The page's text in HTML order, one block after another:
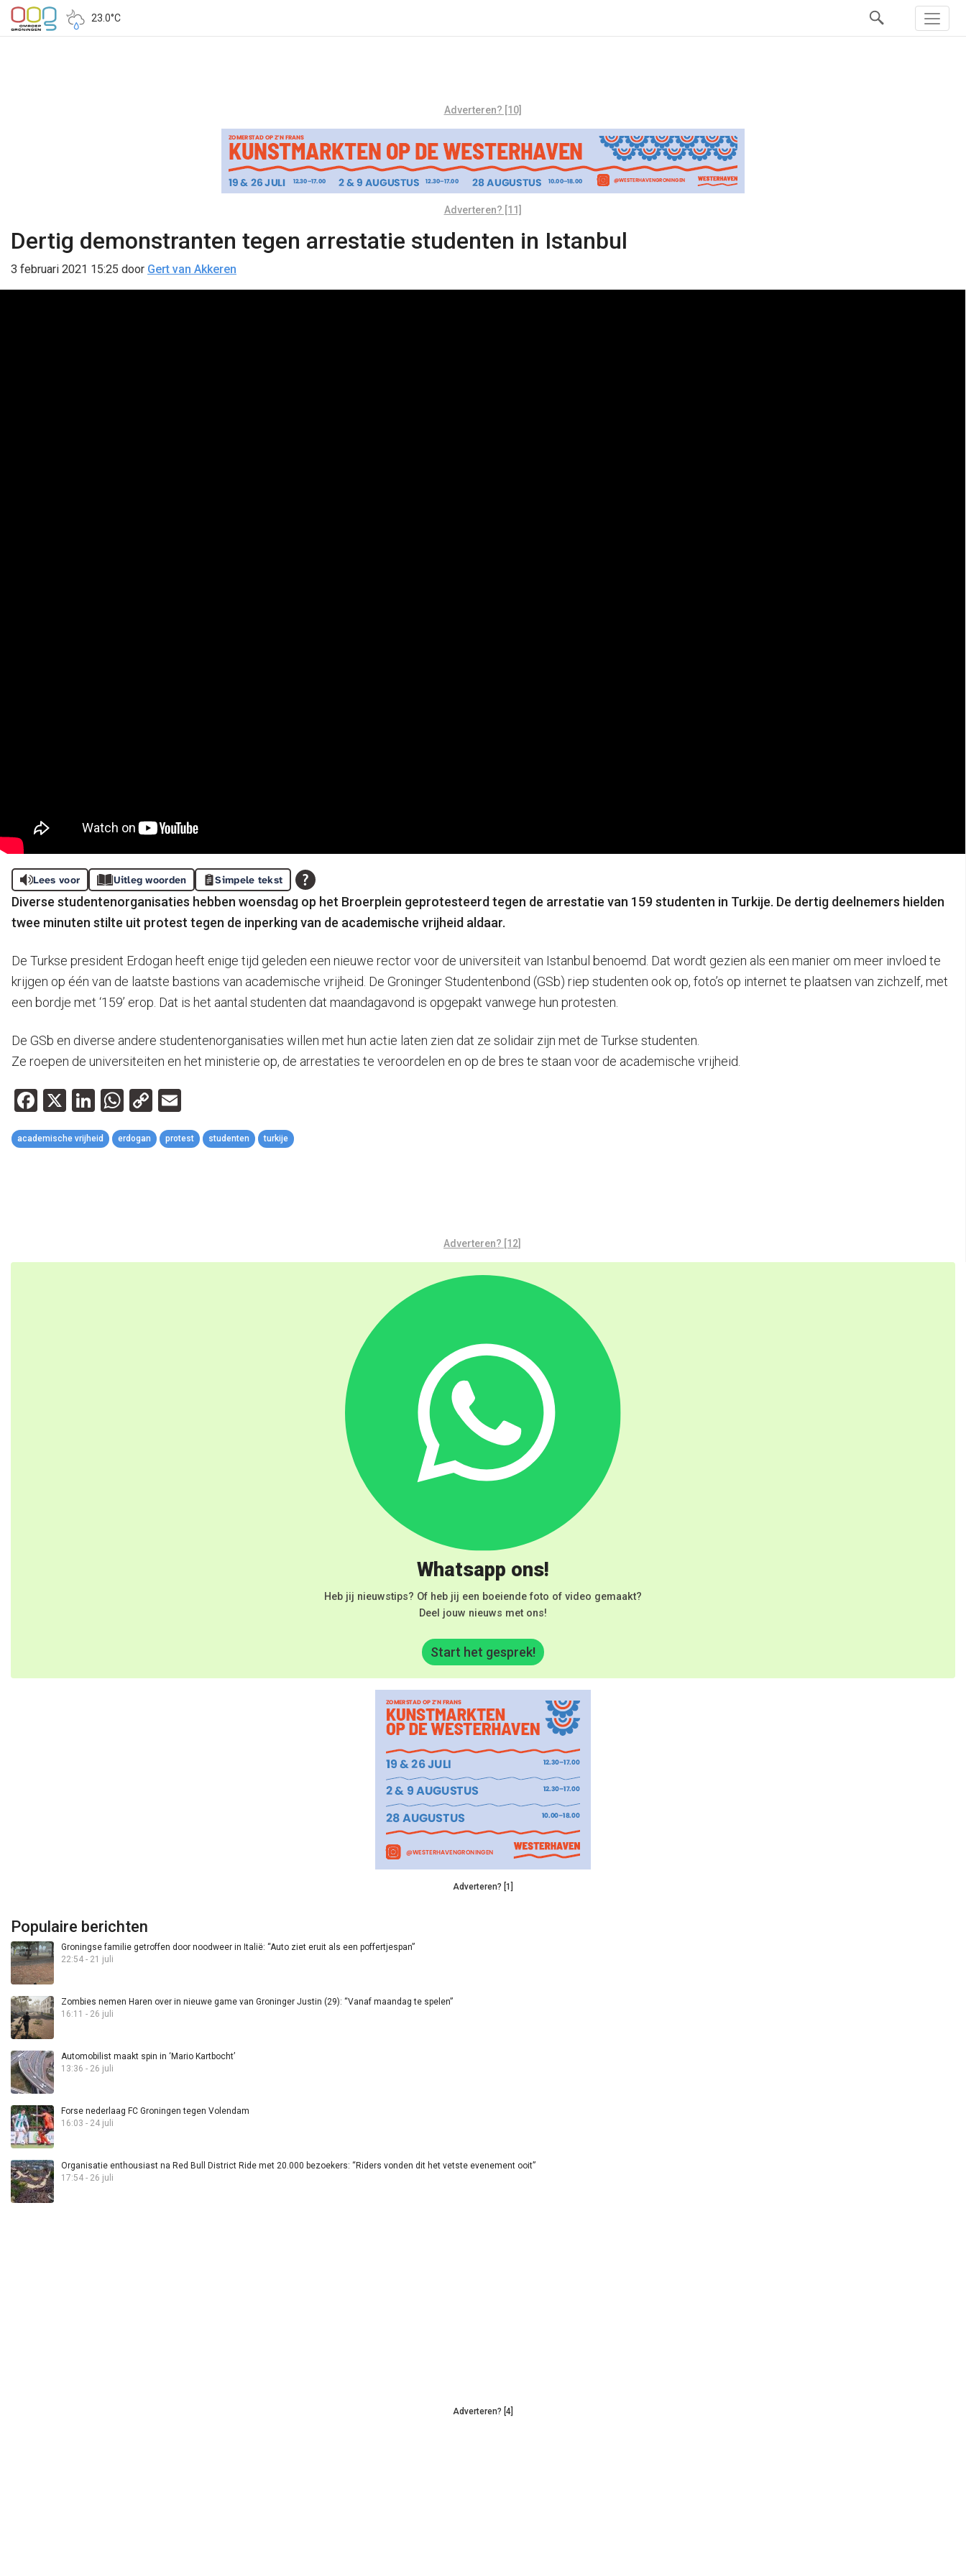
23.0°C
Adverteren? [10]
Adverteren? [11]
Dertig demonstranten tegen arrestatie studenten in Istanbul
3 februari 2021 15:25 door Gert van Akkeren
Lees voor Uitleg woorden Simpele tekst
Diverse studentenorganisaties hebben woensdag op het Broerplein geprotesteerd tegen de arrestatie van 159 studenten in Turkije. De dertig deelnemers hielden
twee minuten stilte uit protest tegen de inperking van de academische vrijheid aldaar.
De Turkse president Erdogan heeft enige tijd geleden een nieuwe rector voor de universiteit van Istanbul benoemd. Dat wordt gezien als een manier om meer invloed te
krijgen op één van de laatste bastions van academische vrijheid. De Groninger Studentenbond (GSb) riep studenten ook op, foto’s op internet te plaatsen van zichzelf, met
een bordje met ‘159’ erop. Dat is het aantal studenten dat maandagavond is opgepakt vanwege hun protesten.
De GSb en diverse andere studentenorganisaties willen met hun actie laten zien dat ze solidair zijn met de Turkse studenten.
Ze roepen de universiteiten en het ministerie op, de arrestaties te veroordelen en op de bres te staan voor de academische vrijheid.
Facebook
X LinkedIn
WhatsApp
Copy
Link
academische vrijheid erdogan protest studenten turkije
Adverteren? [12]
Whatsapp ons!
Heb jij nieuwstips? Of heb jij een boeiende foto of video gemaakt?
Deel jouw nieuws met ons!
Start het gesprek!
Adverteren? [1]
Populaire berichten
Groningse familie getroffen door noodweer in Italië: “Auto ziet eruit als een poffertjespan”
22:54 - 21 juli
Zombies nemen Haren over in nieuwe game van Groninger Justin (29): “Vanaf maandag te spelen”
16:11 - 26 juli
Automobilist maakt spin in ‘Mario Kartbocht’
13:36 - 26 juli
Forse nederlaag FC Groningen tegen Volendam
16:03 - 24 juli
Organisatie enthousiast na Red Bull District Ride met 20.000 bezoekers: “Riders vonden dit het vetste evenement ooit”
17:54 - 26 juli
Adverteren? [4]